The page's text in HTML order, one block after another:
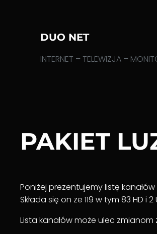
DUO NET
INTERNET – TELEWIZJA –
PAKIET
Poniżej prezentujemy listę
Składa się on ze 119 w tym 83 HD i 2
Lista kanałów może ulec zmianom